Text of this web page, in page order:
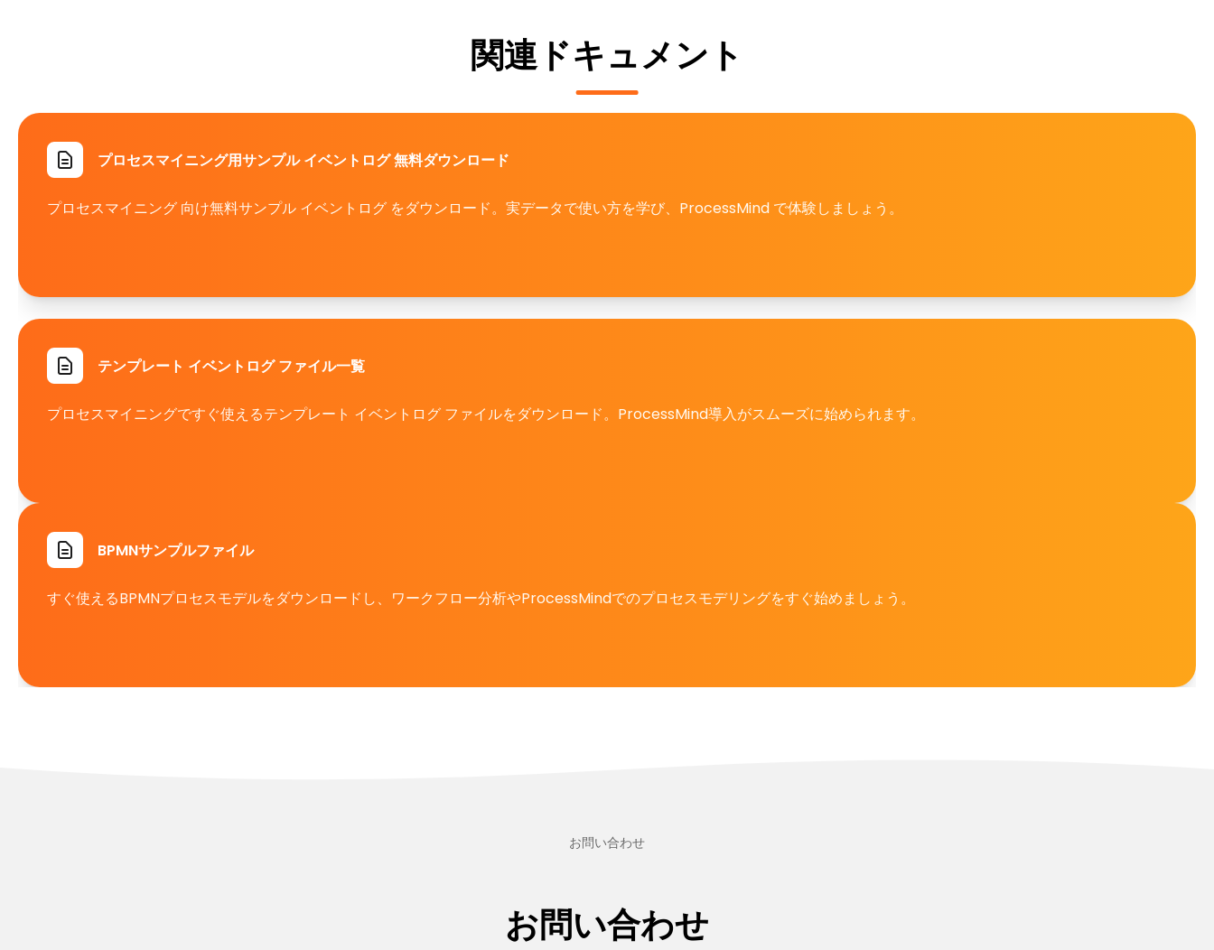
関連ドキュメント
プロセスマイニング用サンプル イベントログ 無料ダウンロード
プロセスマイニング 向け無料サンプル イベントログ をダウンロード。実データで使い方を学び、ProcessMind で体験しましょう。
テンプレート イベントログ ファイル一覧
プロセスマイニングですぐ使えるテンプレート イベントログ ファイルをダウンロード。ProcessMind導入がスムーズに始められます。
BPMNサンプルファイル
すぐ使えるBPMNプロセスモデルをダウンロードし、ワークフロー分析やProcessMindでのプロセスモデリングをすぐ始めましょう。
お問い合わせ
お問い合わせ